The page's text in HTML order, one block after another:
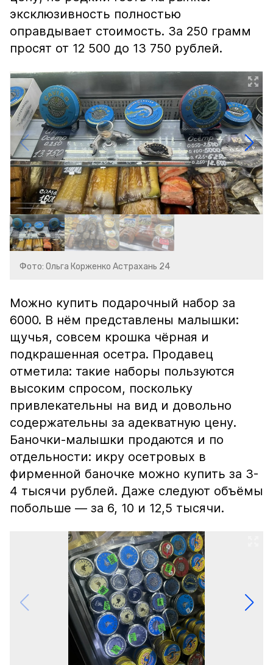
эксклюзивность полностью
оправдывает стоимость. За 250 грамм
просят от 12 500 до 13 750 рублей.
Фото: Ольга Корженко Астрахань 24
Можно купить подарочный набор за
6000. В нём представлены малышки:
щучья, совсем крошка чёрная и
подкрашенная осетра. Продавец
отметила: такие наборы пользуются
высоким спросом, поскольку
привлекательны на вид и довольно
содержательны за адекватную цену.
Баночки-малышки продаются и по
отдельности: икру осетровых в
фирменной баночке можно купить за 3-
4 тысячи рублей. Даже следуют объёмы
побольше — за 6, 10 и 12,5 тысячи.